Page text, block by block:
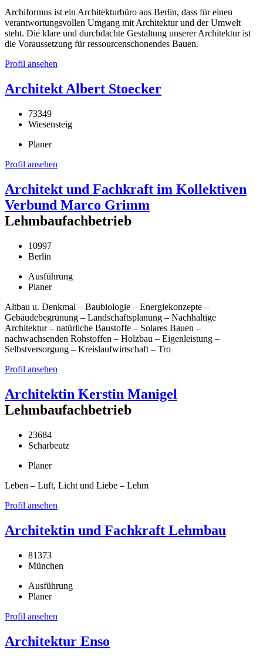
Archiformus ist ein Architekturbüro aus Berlin, dass für einen
verantwortungsvollen Umgang mit Architektur und der Umwelt
steht. Die klare und durchdachte Gestaltung unserer Architektur ist
die Voraussetzung für ressourcenschonendes Bauen.
Profil ansehen
Architekt Albert Stoecker
73349
Wiesensteig
Planer
Profil ansehen
Architekt und Fachkraft im Kollektiven
Verbund Marco Grimm
Lehmbaufachbetrieb
10997
Berlin
Ausführung
Planer
Altbau u. Denkmal – Baubiologie – Energiekonzepte –
Gebäudebegrünung – Landschaftsplanung – Nachhaltige
Architektur – natürliche Baustoffe – Solares Bauen –
nachwachsenden Rohstoffen – Holzbau – Eigenleistung –
Selbstversorgung – Kreislaufwirtschaft – Tro
Profil ansehen
Architektin Kerstin Manigel
Lehmbaufachbetrieb
23684
Scharbeutz
Planer
Leben – Luft, Licht und Liebe – Lehm
Profil ansehen
Architektin und Fachkraft Lehmbau
81373
München
Ausführung
Planer
Profil ansehen
Architektur Enso